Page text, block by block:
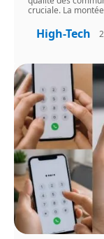
cruciale. La
High-Tech